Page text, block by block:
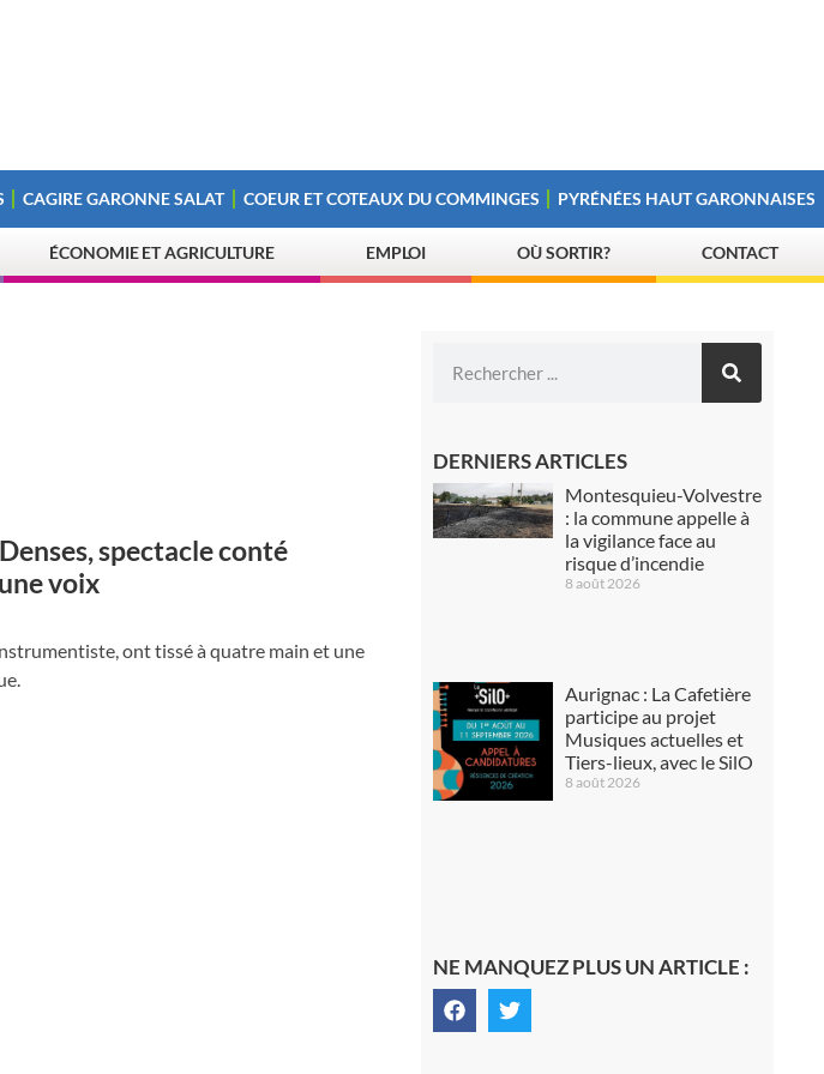
CAGIRE GARONNE SALAT COEUR ET COTEAUX DU COMMINGES PYRÉNÉES HAUT GARONNAISES
ÉCONOMIE ET AGRICULTURE EMPLOI OÙ SORTIR? CONTACT
spectacle conté
voix
ont tissé à quatre main et une
DERNIERS ARTICLES
Montesquieu-Volvestre
: la commune appelle à
la vigilance face au
risque d’incendie
8 août 2026
Aurignac : La Cafetière
participe au projet
Musiques actuelles et
Tiers-lieux, avec le SilO
8 août 2026
NE MANQUEZ PLUS UN ARTICLE :